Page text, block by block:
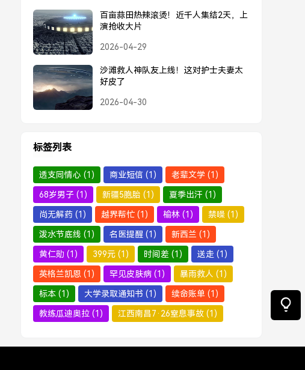
百亩蒜田热辣滚烫！近千人集结2天，上
演抢收大片
2026-04-29
沙滩救人神队友上线！这对护士夫妻太
好皮了
2026-04-30
标签列表
透支同情心 (1) 商业短信 (1) 老辈文学 (1)
68岁男子 (1) 新疆5胞胎 (1) 夏季出汗 (1)
尚无解药 (1) 越界帮忙 (1) 榆林 (1) 禁噪 (1)
泼水节底线 (1) 名医提醒 (1) 新西兰 (1)
黄仁勋 (1) 399元 (1) 时间差 (1) 送走 (1)
英格兰凯恩 (1) 罕见皮肤病 (1) 暴雨救人 (1)
标本 (1) 大学录取通知书 (1) 续命账单 (1)
教练瓜迪奥拉 (1) 江西南昌7·26窒息事故 (1)